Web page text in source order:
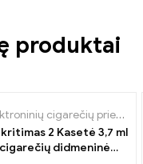
produktai
cigarečių priedai
2 Kasetė 3,7 ml
cigarečių didmeninė